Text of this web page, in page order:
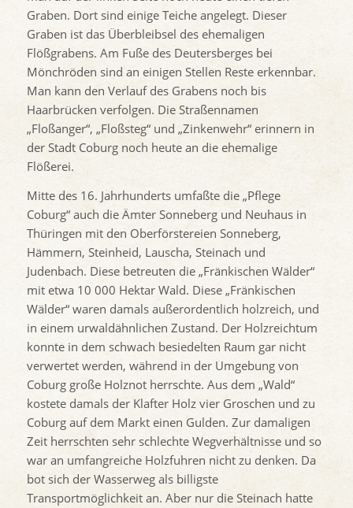
Graben. Dort sind einige Teiche angelegt. Dieser
Graben ist das Überbleibsel des ehemaligen
Flößgrabens. Am Fuße des Deutersberges bei
Mönchröden sind an einigen Stellen Reste erkennbar.
Man kann den Verlauf des Grabens noch bis
Haarbrücken verfolgen. Die Straßennamen
„Floßanger“, „Floßsteg“ und „Zinkenwehr“ erinnern in
der Stadt Coburg noch heute an die ehemalige
Flößerei.
Mitte des 16. Jahrhunderts umfaßte die „Pflege
Coburg“ auch die Ämter Sonneberg und Neuhaus in
Thüringen mit den Oberförstereien Sonneberg,
Hämmern, Steinheid, Lauscha, Steinach und
Judenbach. Diese betreuten die „Fränkischen Wälder“
mit etwa 10 000 Hektar Wald. Diese „Fränkischen
Wälder“ waren damals außerordentlich holzreich, und
in einem urwaldähnlichen Zustand. Der Holzreichtum
konnte in dem schwach besiedelten Raum gar nicht
verwertet werden, während in der Umgebung von
Coburg große Holznot herrschte. Aus dem „Wald“
kostete damals der Klafter Holz vier Groschen und zu
Coburg auf dem Markt einen Gulden. Zur damaligen
Zeit herrschten sehr schlechte Wegverhältnisse und so
war an umfangreiche Holzfuhren nicht zu denken. Da
bot sich der Wasserweg als billigste
Transportmöglichkeit an. Aber nur die Steinach hatte